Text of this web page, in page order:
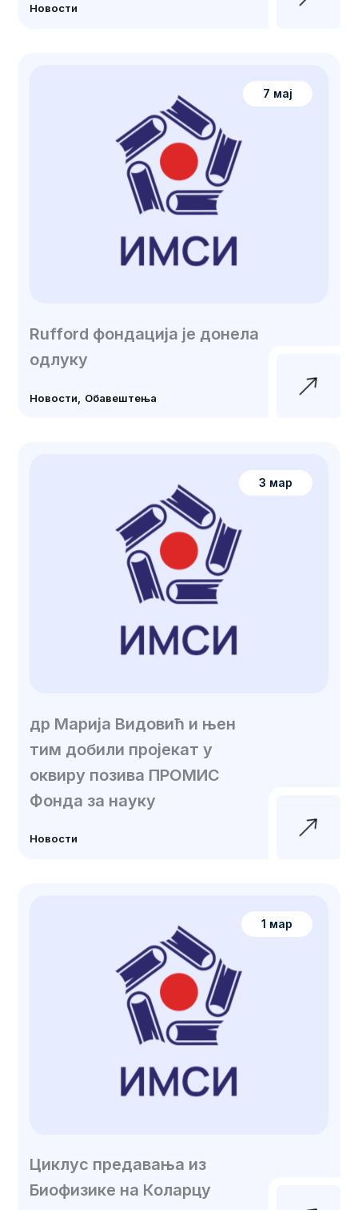
Новости
7 мај
Новости Обавештења
Rufford фондација је донела
одлуку
3 мар
Новости
др Марија Видовић и њен
тим добили пројекат у
оквиру позива ПРОМИС
Фонда за науку
1 мар
Циклус предавања из
Биофизике на Коларцу